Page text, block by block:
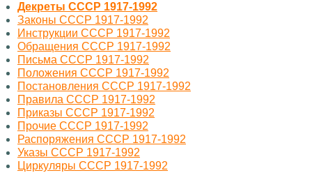
Декреты СССР 1917-1992
Законы СССР 1917-1992
Инструкции СССР 1917-1992
Обращения СССР 1917-1992
Письма СССР 1917-1992
Положения СССР 1917-1992
Постановления СССР 1917-1992
Правила СССР 1917-1992
Приказы СССР 1917-1992
Прочие СССР 1917-1992
Распоряжения СССР 1917-1992
Указы СССР 1917-1992
Циркуляры СССР 1917-1992